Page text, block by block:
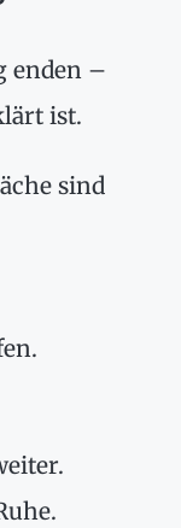
enden –
ist.
sind